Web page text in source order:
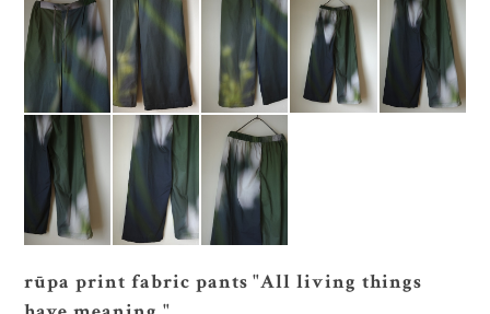
rūpa print fabric pants "All living things